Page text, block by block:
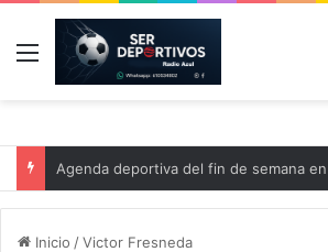
Menú
Agenda deportiva del fin de semana
Inicio /Victor Fresneda